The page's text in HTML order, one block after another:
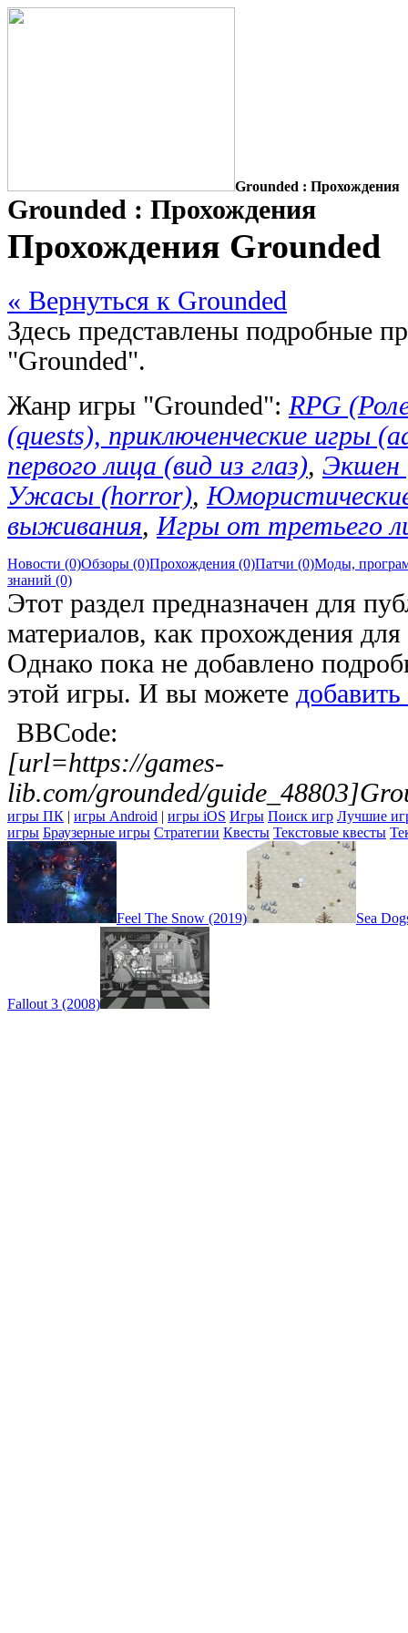
Grounded : Прохождения
Grounded : Прохождения
Прохождения Grounded
« Вернуться к Grounded
Здесь представлены подробные
"Grounded".
Жанр игры "Grounded": RPG
(quests), приключенческие игры
первого лица (вид из глаз), Экшен
Ужасы (horror),
выживания, Игры от третьего
Новости (0)Обзоры (0)Прохождения (0)Патчи (0)Моды,
знаний (0)
Этот раздел предназначен для
материалов, как прохождения
Однако пока не добавлено
этой игры. И вы можете
BBCode:
[url=https://games-
lib.com/grounded/
игры ПК | игры Android | игры iOS Игры Поиск игр Лучшие
игры Браузерные игры Стратегии Квесты Текстовые квесты
Feel The Snow (2019) Sea
Fallout 3 (2008)